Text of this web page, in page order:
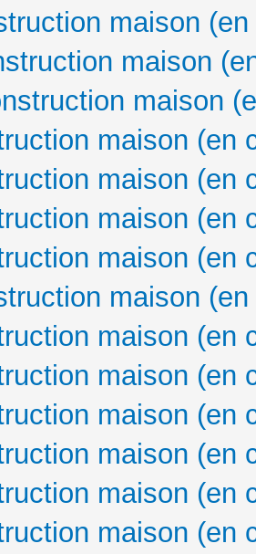
maison
maison
maison
maison (en
maison (en
maison (en
maison (en
maison
maison (en
maison (en
maison (en
maison (en
maison (en
maison (en